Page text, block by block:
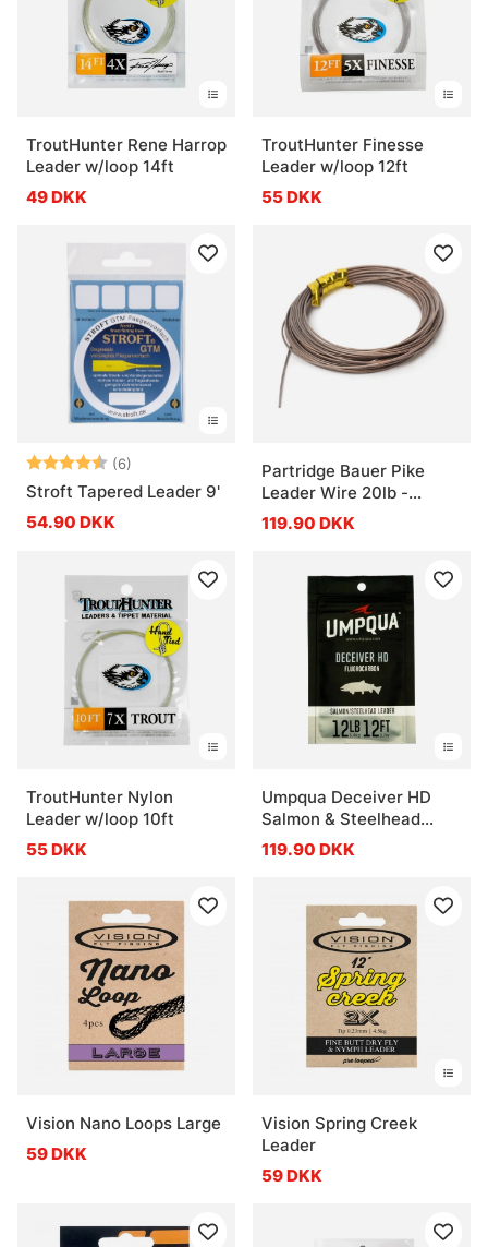
TroutHunter Rene Harrop
Leader w/loop 14ft
49 DKK
TroutHunter Finesse
Leader w/loop 12ft
55 DKK
Vurdering: (6)
4.8 ud af 5 stjerner
Stroft Tapered Leader 9'
54.90 DKK
Partridge Bauer Pike
Leader Wire 20lb -
Brown
119.90 DKK
TroutHunter Nylon
Leader w/loop 10ft
55 DKK
Umpqua Deceiver HD
Salmon & Steelhead
Fluorocarbon Leader 12ft
119.90 DKK
Vision Nano Loops Large
59 DKK
Vision Spring Creek
Leader
59 DKK